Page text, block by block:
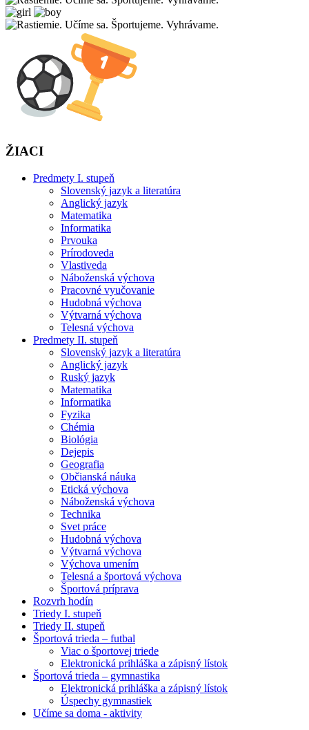
ŽIACI
Predmety I. stupeň
Slovenský jazyk a literatúra
Anglický jazyk
Matematika
Informatika
Prvouka
Prírodoveda
Vlastiveda
Náboženská výchova
Pracovné vyučovanie
Hudobná výchova
Výtvarná výchova
Telesná výchova
Predmety II. stupeň
Slovenský jazyk a literatúra
Anglický jazyk
Ruský jazyk
Matematika
Informatika
Fyzika
Chémia
Biológia
Dejepis
Geografia
Občianská náuka
Etická výchova
Náboženská výchova
Technika
Svet práce
Hudobná výchova
Výtvarná výchova
Výchova umením
Telesná a športová výchova
Športová príprava
Rozvrh hodín
Triedy I. stupeň
Triedy II. stupeň
Športová trieda – futbal
Viac o športovej triede
Elektronická prihláška a zápisný lístok
Športová trieda – gymnastika
Elektronická prihláška a zápisný lístok
Úspechy gymnastiek
Učíme sa doma - aktivity